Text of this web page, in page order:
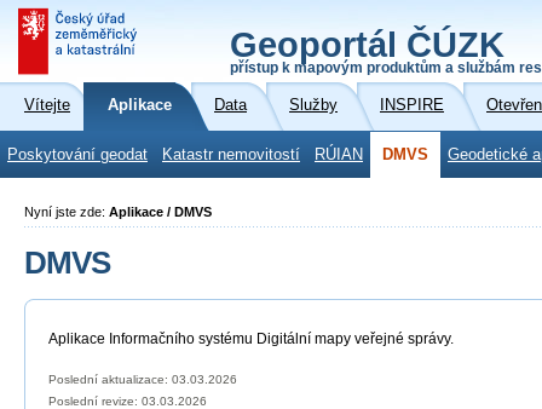
Geoportál ČÚZK
přístup k mapovým produktům a službám
Vítejte Aplikace Data Služby INSPIRE
Poskytování geodat Katastr nemovitostí RÚIAN DMVS Geodetické
Nyní jste zde: Aplikace / DMVS
DMVS
Aplikace Informačního systému Digitální mapy veřejné správy.
Poslední aktualizace: 03.03.2026
Poslední revize: 03.03.2026